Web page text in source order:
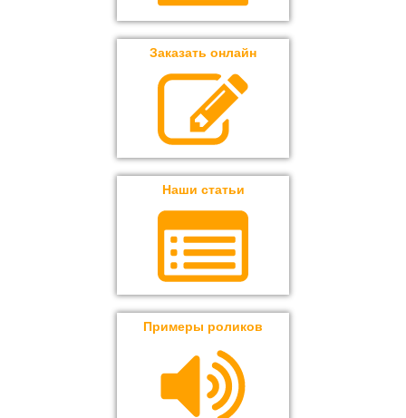
Заказать онлайн
Наши статьи
Примеры роликов